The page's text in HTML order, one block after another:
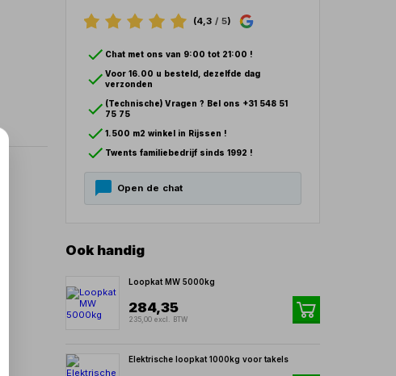
(4,3/ 5)
Chat met ons van 9:00 tot 21:00 !
Voor 16.00 u besteld, dezelfde dag
verzonden
(Technische) Vragen ? Bel ons +31 548 51
75 75
1.500 m2 winkel in Rijssen !
Twents familiebedrijf sinds 1992 !
Open de chat
Ook handig
Loopkat MW 5000kg
284,35
235,00 excl. BTW
Elektrische loopkat 1000kg voor takels